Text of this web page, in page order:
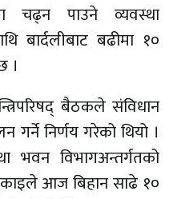
चढ्न पाउने व्यवस्था
बार्दलीबाट बढीमा १०
।
बैठकले संविधान
गर्ने निर्णय गरेको थियो ।
भवन विभागअन्तर्गतको
आज बिहान साढे १०